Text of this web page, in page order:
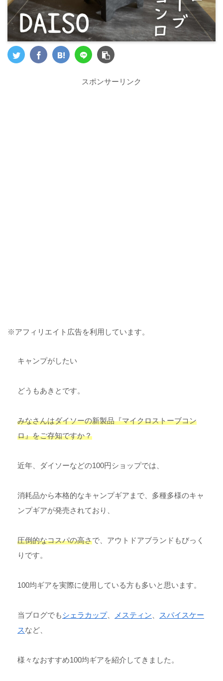
スポンサーリンク
※アフィリエイト広告を利用しています。
キャンプがしたい
どうもあきとです。
みなさんはダイソーの新製品『マイクロストーブコン
ロ』をご存知ですか？
近年、ダイソーなどの100円ショップでは、
消耗品から本格的なキャンプギアまで、多種多様のキャ
ンプギアが発売されており、
圧倒的なコスパの高さで、アウトドアブランドもびっく
りです。
100均ギアを実際に使用している方も多いと思います。
当ブログでもシェラカップ、 メスティン
スパイスケー
スなど、
様々なおすすめ100均ギアを紹介してきました。